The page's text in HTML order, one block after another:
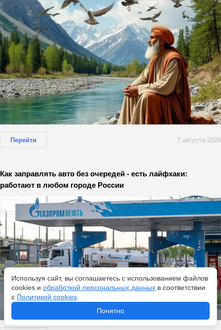
Перейти 7 августа 2026
Как заправлять авто без очередей - есть лайфхаки:
работают в любом городе России
Используя сайт, вы соглашаетесь с использованием файлов
cookies и обработкой персональных данных в соответствии
с Политикой cookies
Понятно